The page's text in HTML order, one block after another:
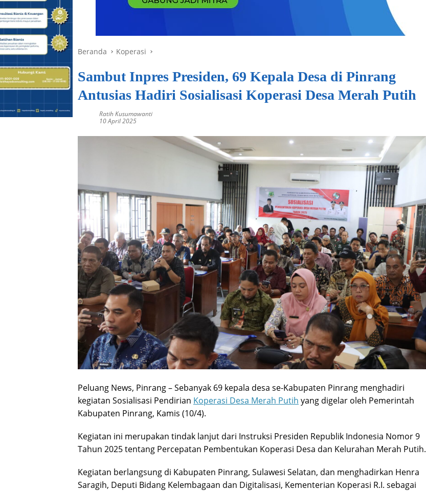
Beranda Koperasi
Sambut Inpres Presiden, 69 Kepala Desa di Pinrang
Antusias Hadiri Sosialisasi Koperasi Desa Merah Putih
Ratih Kusumawanti
10 April 2025
Peluang News, Pinrang – Sebanyak 69 kepala desa se-Kabupaten Pinrang menghadiri
kegiatan Sosialisasi Pendirian Koperasi Desa Merah Putih yang digelar oleh Pemerintah
Kabupaten Pinrang, Kamis (10/4).
Kegiatan ini merupakan tindak lanjut dari Instruksi Presiden Republik Indonesia Nomor 9
Tahun 2025 tentang Percepatan Pembentukan Koperasi Desa dan Kelurahan Merah Putih.
Kegiatan berlangsung di Kabupaten Pinrang, Sulawesi Selatan, dan menghadirkan Henra
Saragih, Deputi Bidang Kelembagaan dan Digitalisasi, Kementerian Koperasi R.I. sebagai